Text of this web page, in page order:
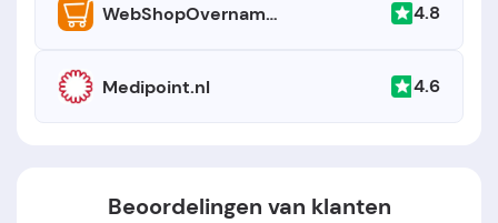
WebShopOvername.nl 4.8
Medipoint.nl 4.6
Beoordelingen van klanten